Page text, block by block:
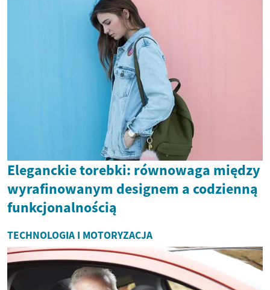
Eleganckie torebki: równowaga między
wyrafinowanym designem a codzienną
funkcjonalnością
TECHNOLOGIA I MOTORYZACJA